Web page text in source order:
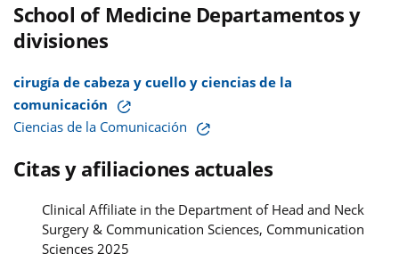
School of Medicine Departamentos y
divisiones
cirugía de cabeza y cuello y ciencias de la
comunicación
Ciencias de la Comunicación
Citas y afiliaciones actuales
Clinical Affiliate in the Department of Head and Neck
Surgery & Communication Sciences, Communication
Sciences 2025